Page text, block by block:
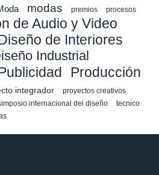
modas premios procesos
de Audio y Video
de Interiores
Industrial
Producción
integrador proyectos creativos
internacional del diseño
tecnico